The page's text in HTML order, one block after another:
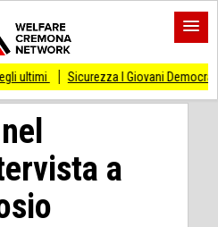
I Giovani Democratici ribattono ai
a